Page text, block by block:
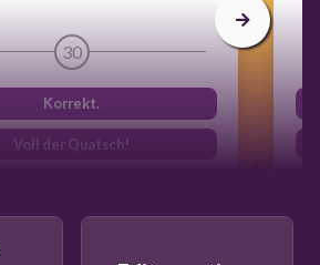
30
Korrekt.
Voll der Quatsch!